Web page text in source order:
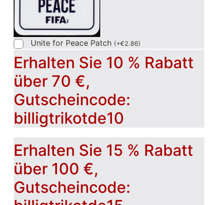
Unite for Peace Patch (+€2.86)
Erhalten Sie 10 % Rabatt
über 70 €,
Gutscheincode:
billigtrikotde10
Erhalten Sie 15 % Rabatt
über 100 €,
Gutscheincode: